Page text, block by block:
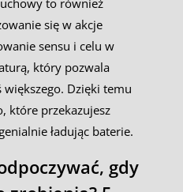
to również
się w akcje
sensu i celu w
który pozwala
większego. Dzięki temu
które przekazujesz
ładując baterie.
gdy